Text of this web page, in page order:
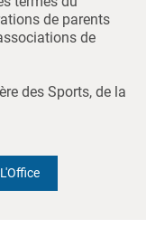
de parents
de
des Sports, de la